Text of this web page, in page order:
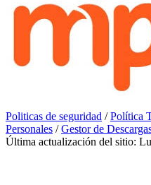
Politicas de seguridad /Política
Personales /Gestor de
Última actualización del sitio: